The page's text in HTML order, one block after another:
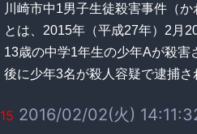
川崎市中1男子生徒殺害事件（
とは、2015年（平成27年）2月
13歳の中学1年生の少年Aが殺害
後に少年3名が殺人容疑で逮捕
15 2016/02/02(火)